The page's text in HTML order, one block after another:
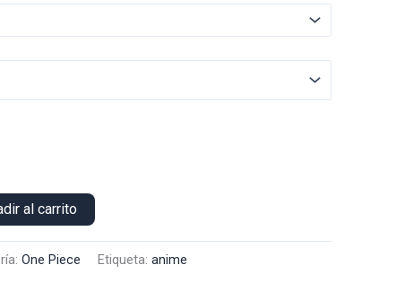
al carrito
One Piece Etiqueta: anime